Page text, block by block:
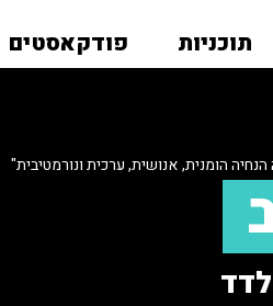
תוכניות פודקאסטים
הומנית, אנושית, ערכית ונורמטיבית"